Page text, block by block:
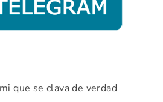
que se clava de verdad